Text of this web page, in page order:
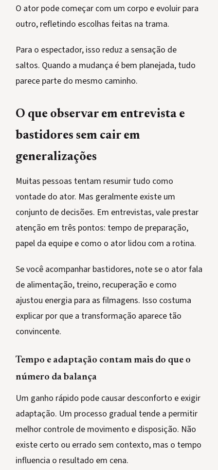
O ator pode começar com um corpo e evoluir para
outro, refletindo escolhas feitas na trama.
Para o espectador, isso reduz a sensação de
saltos. Quando a mudança é bem planejada, tudo
parece parte do mesmo caminho.
O que observar em entrevista e
bastidores sem cair em
generalizações
Muitas pessoas tentam resumir tudo como
vontade do ator. Mas geralmente existe um
conjunto de decisões. Em entrevistas, vale prestar
atenção em três pontos: tempo de preparação,
papel da equipe e como o ator lidou com a rotina.
Se você acompanhar bastidores, note se o ator fala
de alimentação, treino, recuperação e como
ajustou energia para as filmagens. Isso costuma
explicar por que a transformação aparece tão
convincente.
Tempo e adaptação contam mais do que o
número da balança
Um ganho rápido pode causar desconforto e exigir
adaptação. Um processo gradual tende a permitir
melhor controle de movimento e disposição. Não
existe certo ou errado sem contexto, mas o tempo
influencia o resultado em cena.